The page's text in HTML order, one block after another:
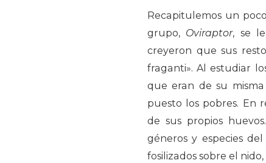
Recapitulemos un
grupo, Oviraptor, se
creyeron que sus
fraganti». Al estudiar
que eran de su
puesto los pobres. En
de sus propios
géneros y especies
fosilizados sobre el